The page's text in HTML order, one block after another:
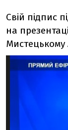
Свій підпис
на
Мистецькому